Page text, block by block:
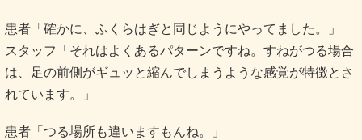
患者「確かに、ふくらはぎと同じようにやってました。」
スタッフ「それはよくあるパターンですね。すねがつる場合
は、足の前側がギュッと縮んでしまうような感覚が特徴とさ
れています。」
患者「つる場所も違いますもんね。」